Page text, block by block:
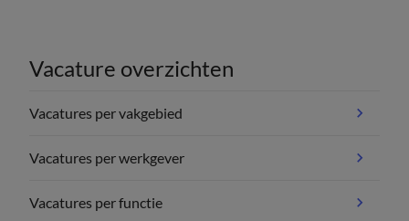
Vacature overzichten
Vacatures per vakgebied
Vacatures per werkgever
Vacatures per functie